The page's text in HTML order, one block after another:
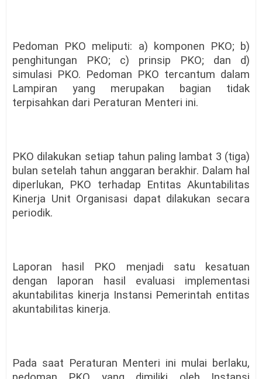
Pedoman PKO meliputi: a) komponen PKO; b)
penghitungan PKO; c) prinsip PKO; dan d)
simulasi PKO. Pedoman PKO tercantum dalam
Lampiran yang merupakan bagian tidak
terpisahkan dari Peraturan Menteri ini.
PKO dilakukan setiap tahun paling lambat 3 (tiga)
bulan setelah tahun anggaran berakhir. Dalam hal
diperlukan, PKO terhadap Entitas Akuntabilitas
Kinerja Unit Organisasi dapat dilakukan secara
periodik.
Laporan hasil PKO menjadi satu kesatuan
dengan laporan hasil evaluasi implementasi
akuntabilitas kinerja Instansi Pemerintah entitas
akuntabilitas kinerja.
Pada saat Peraturan Menteri ini mulai berlaku,